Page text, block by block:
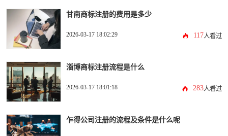
甘南商标注册的费用是多少
2026-03-17 18:02:29 117人看过
淄博商标注册流程是什么
2026-03-17 18:01:18 283人看过
乍得公司注册的流程及条件是什么呢